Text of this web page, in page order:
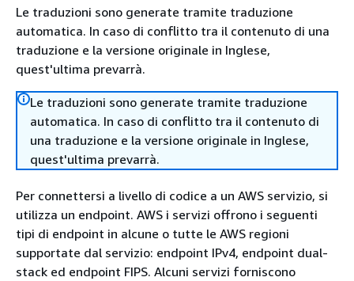
Le traduzioni sono generate tramite traduzione
automatica. In caso di conflitto tra il contenuto di una
traduzione e la versione originale in Inglese,
quest'ultima prevarrà.
Le traduzioni sono generate tramite traduzione
automatica. In caso di conflitto tra il contenuto di
una traduzione e la versione originale in Inglese,
quest'ultima prevarrà.
Per connettersi a livello di codice a un AWS servizio, si
utilizza un endpoint. AWS i servizi offrono i seguenti
tipi di endpoint in alcune o tutte le AWS regioni
supportate dal servizio: endpoint IPv4, endpoint dual-
stack ed endpoint FIPS. Alcuni servizi forniscono